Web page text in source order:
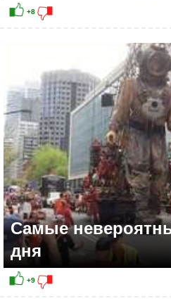
+27
Самые
дня